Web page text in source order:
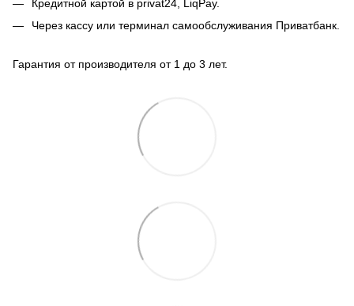
Кредитной картой в privat24, LiqPay.
Через кассу или терминал самообслуживания Приватбанк.
Гарантия от производителя от 1 до 3 лет.